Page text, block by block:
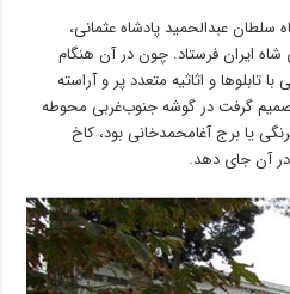
سلطان عبدالحمید پادشاه عثمانی،
شاه ایران فرستاد. چون در آن هنگام
تابلوها و اثاثیه متعدد پر و آراسته
تصمیم گرفت در گوشه جنوب‌غربی محوطه
یا برج آغامحمدخانی بود، کاخ
در آن جای دهد.